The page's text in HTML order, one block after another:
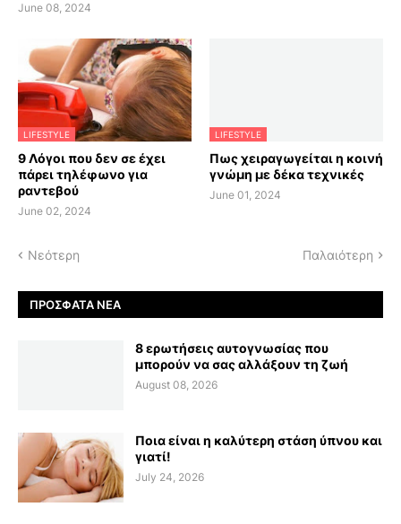
June 08, 2024
LIFESTYLE
9 Λόγοι που δεν σε έχει
πάρει τηλέφωνο για
ραντεβού
June 02, 2024
LIFESTYLE
Πως χειραγωγείται η κοινή
γνώμη με δέκα τεχνικές
June 01, 2024
Νεότερη Παλαιότερη
ΠΡΌΣΦΑΤΑ ΝΈΑ
8 ερωτήσεις αυτογνωσίας που
μπορούν να σας αλλάξουν τη ζωή
August 08, 2026
Ποια είναι η καλύτερη στάση ύπνου και
γιατί!
July 24, 2026